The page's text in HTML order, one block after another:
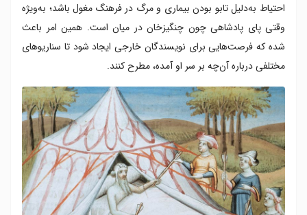
احتیاط به‌دلیل تابو بودن بیماری و مرگ در فرهنگ مغول باشد؛ به‌ویژه
وقتی پای پادشاهی چون چنگیزخان در میان است. همین امر باعث
شده که فرصت‌هایی برای نویسندگان خارجی ایجاد شود تا سناریوهای
مختلفی درباره آن‌چه بر سر او آمده، مطرح کنند.